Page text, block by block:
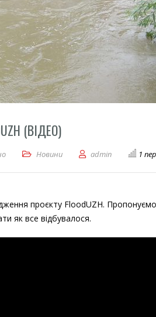
(ВІДЕО)
до Впровадження проєкту FloodUZH
Новини admin 1
проєкту FloodUZH. Пропонуємо
як все відбувалося.